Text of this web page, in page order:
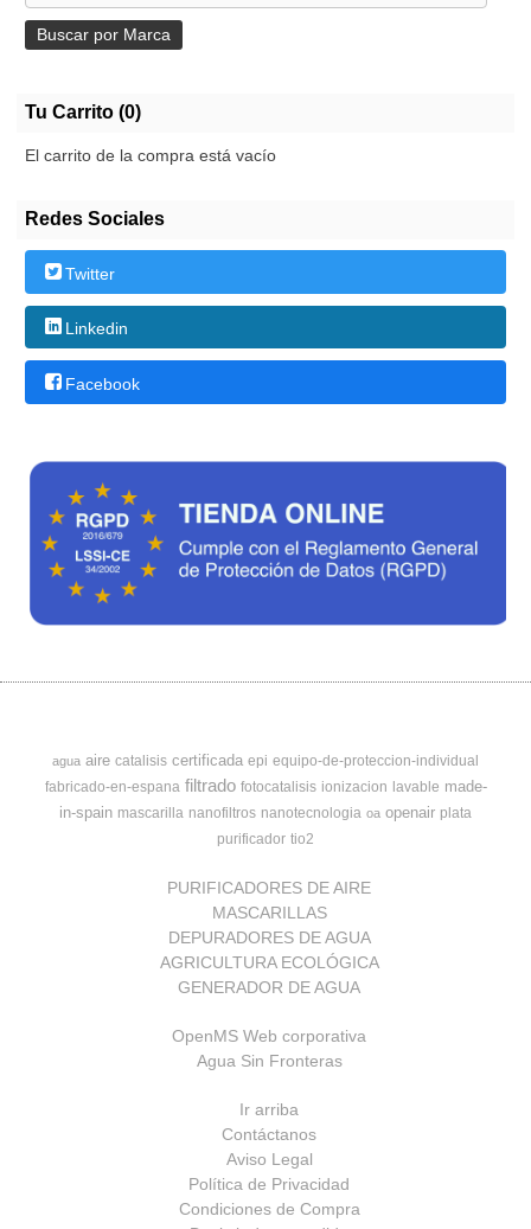
Tu Carrito (0)
El carrito de la compra está vacío
Redes Sociales
Twitter
Linkedin
Facebook
agua aire catalisis certificada epi equipo-de-proteccion-individual
fabricado-en-espana filtrado fotocatalisis ionizacion lavable made-
in-spain mascarilla nanofiltros nanotecnologia oa openair plata
purificador tio2
PURIFICADORES DE AIRE
MASCARILLAS
DEPURADORES DE AGUA
AGRICULTURA ECOLÓGICA
GENERADOR DE AGUA
OpenMS Web corporativa
Agua Sin Fronteras
Ir arriba
Contáctanos
Aviso Legal
Política de Privacidad
Condiciones de Compra